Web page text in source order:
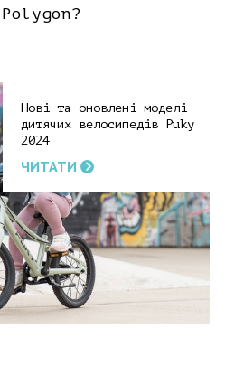
Нові та оновлені моделі
дитячих велосипедів Puky
2024
ЧИТАТИ